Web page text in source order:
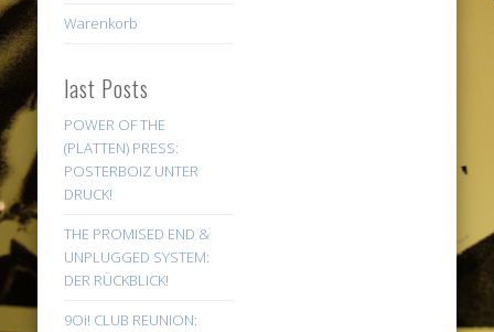
Warenkorb
last Posts
POWER OF THE
(PLATTEN) PRESS:
POSTERBOIZ UNTER
DRUCK!
THE PROMISED END &
UNPLUGGED SYSTEM:
DER RÜCKBLICK!
9Oi! CLUB REUNION: